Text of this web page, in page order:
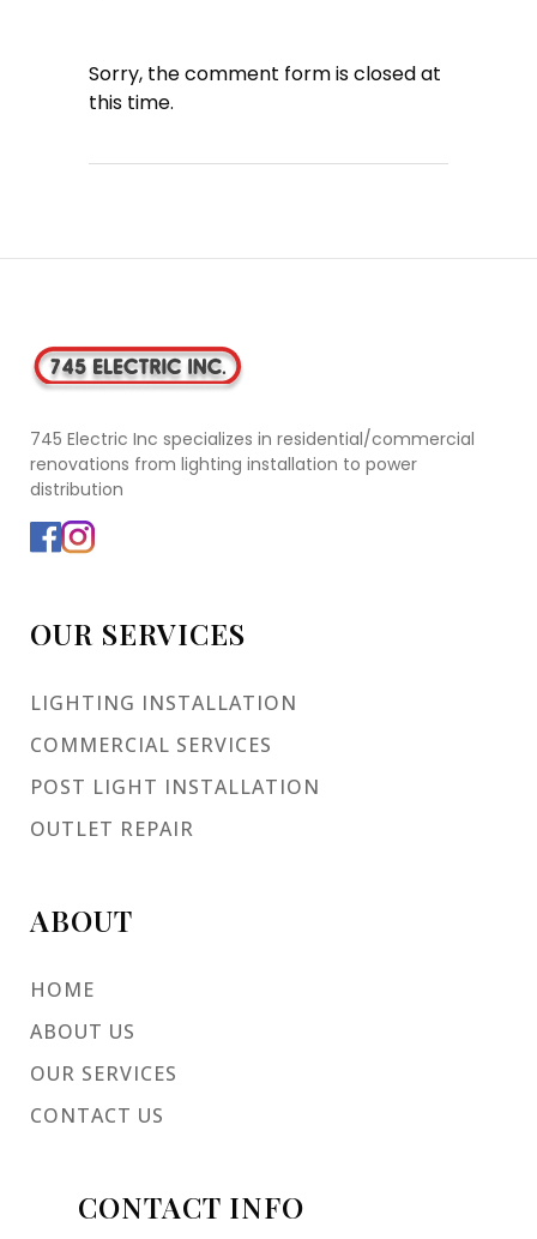
Sorry, the comment form is closed at
this time.
745 Electric Inc specializes in residential/commercial
renovations from lighting installation to power
distribution
OUR SERVICES
LIGHTING INSTALLATION
COMMERCIAL SERVICES
POST LIGHT INSTALLATION
OUTLET REPAIR
ABOUT
HOME
ABOUT US
OUR SERVICES
CONTACT US
CONTACT INFO